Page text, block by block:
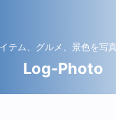
テム、グルメ、景色を写
Log-Photo